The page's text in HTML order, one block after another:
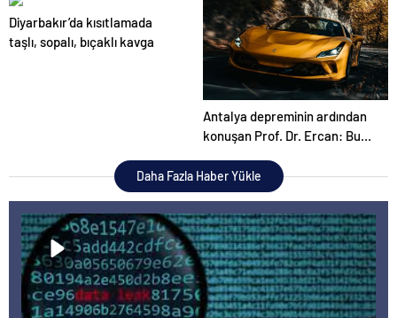
Diyarbakır’da kısıtlamada
taşlı, sopalı, bıçaklı kavga
Antalya depreminin ardından
konuşan Prof. Dr. Ercan: Bu
Daha Fazla Haber Yükle